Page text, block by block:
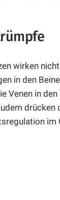
wirken
in den
Venen in